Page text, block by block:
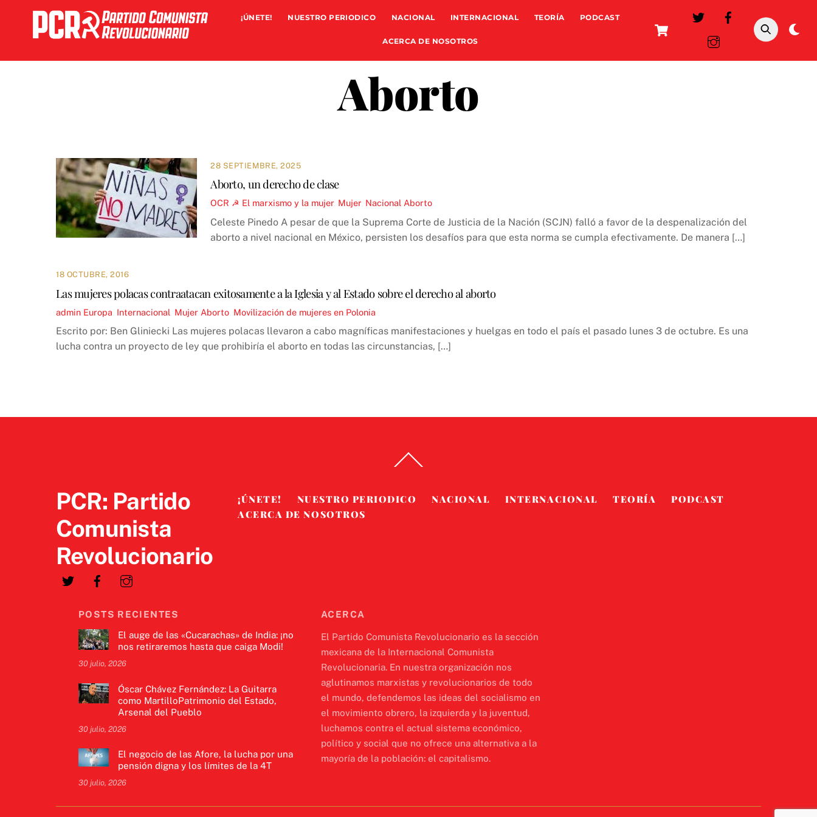
content
Cart
¡ÚNETE! NUESTRO PERIODICO NACIONAL INTERNACIONAL TEORÍA PODCAST
ACERCA DE NOSOTROS
Aborto
28 SEPTIEMBRE, 2025
Aborto, un derecho de clase
OCR ☭ El marxismo y la mujer, Mujer, Nacional Aborto
Celeste Pinedo A pesar de que la Suprema Corte de Justicia de la Nación (SCJN) falló a favor de la despenalización del
aborto a nivel nacional en México, persisten los desafíos para que esta norma se cumpla efectivamente. De manera […]
18 OCTUBRE, 2016
Las mujeres polacas contraatacan exitosamente a la Iglesia y al Estado sobre el derecho al aborto
admin Europa Internacional Mujer Aborto Movilización de mujeres en Polonia
Escrito por: Ben Gliniecki Las mujeres polacas llevaron a cabo magníficas manifestaciones y huelgas en todo el país el pasado lunes 3 de octubre. Es una
lucha contra un proyecto de ley que prohibiría el aborto en todas las circunstancias, […]
To
PCR: Partido
Comunista
Revolucionario
¡ÚNETE! NUESTRO PERIODICO NACIONAL INTERNACIONAL TEORÍA
PODCAST
ACERCA DE NOSOTROS
POSTS RECIENTES
El auge de las «Cucarachas» de India: ¡no
nos retiraremos hasta que caiga Modi!
30 julio, 2026
Óscar Chávez Fernández: La Guitarra
como MartilloPatrimonio del Estado,
Arsenal del Pueblo
30 julio, 2026
El negocio de las Afore, la lucha por una
pensión digna y los límites de la 4T
30 julio, 2026
ACERCA
El Partido Comunista Revolucionario es la sección
mexicana de la Internacional Comunista
Revolucionaria. En nuestra organización nos
aglutinamos marxistas y revolucionarios de todo
el mundo, defendemos las ideas del socialismo en
el movimiento obrero, la izquierda y la juventud,
luchamos contra el actual sistema económico,
político y social que no ofrece una alternativa a la
mayoría de la población: el capitalismo.